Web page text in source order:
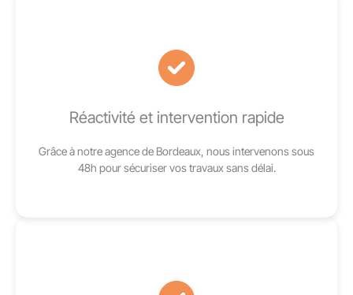
Réactivité et intervention rapide
Grâce à notre agence de Bordeaux, nous intervenons sous
48h pour sécuriser vos travaux sans délai.